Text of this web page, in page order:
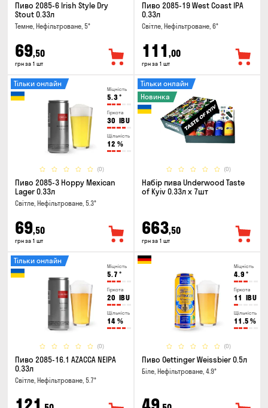
Пиво 2085-6 Irish Style Dry
Stout 0.33л
Темне, Нефільтроване, 5°
69,50
грн за 1 шт
Пиво 2085-19 West Coast IPA
0.33л
Світле, Нефільтроване, 6°
111 ,00
грн за 1 шт
Міцність
5.3°
Гіркота
30 IBU
Щільність
12 %
(0)
Тільки онлайн
Пиво 2085-3 Hoppy Mexican
Lager 0.33л
Світле, Нефільтроване, 5.3°
69,50
грн за 1 шт
(0)
Тільки онлайн
Новинка
Набір пива Underwood Taste
of Kyiv 0.33л x 7шт
663,50
грн за 1 шт
Міцність
5.7 °
Гіркота
20 IBU
Щільність
14 %
(0)
Тільки онлайн
Пиво 2085-16.1 AZACCA NEIPA
0.33л
Світле, Нефільтроване, 5.7°
Міцність
4.9 °
Гіркота
11 IBU
Щільність
11.5 %
(0)
Пиво Oettinger Weissbier 0.5л
Біле, Нефільтроване, 4.9°